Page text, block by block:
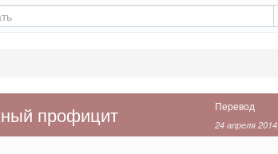
Перевод
24 апреля 2014
профицит